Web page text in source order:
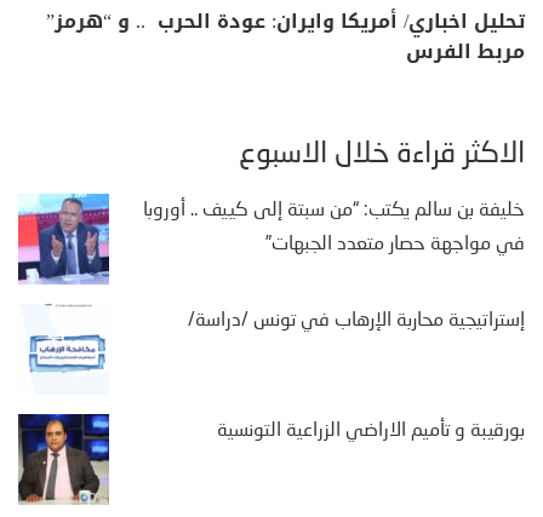
تحليل اخباري/ أمريكا وايران: عودة الحرب .. و “هرمز”
مربط الفرس
الأكثر قراءة خلال الأسبوع
خليفة بن سالم يكتب: “من سبتة إلى كييف .. أوروبا
في مواجهة حصار متعدد الجبهات”
إستراتيجية محاربة الإرهاب في تونس /دراسة/
بورقيبة و تأميم الاراضي الزراعية التونسية